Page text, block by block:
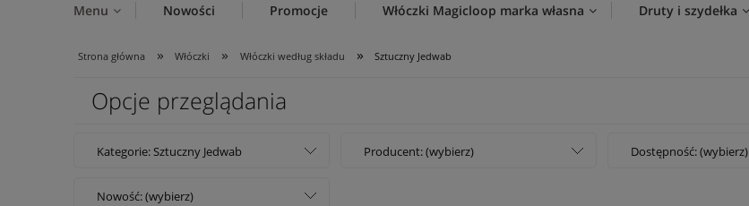
Menu Nowości Promocje Włóczki Magicloop marka własna Druty i szydełka
Strona główna » Włóczki » Włóczki według składu » Sztuczny Jedwab
Opcje przeglądania
Kategorie: Sztuczny Jedwab Producent: (wybierz) Dostępność: (wybierz)
Nowość: (wybierz)